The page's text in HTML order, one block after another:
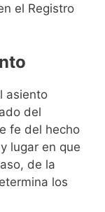
el Registro
asiento
del
fe del hecho
lugar en que
de la
los